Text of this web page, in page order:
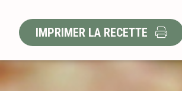
IMPRIMER LA RECETTE